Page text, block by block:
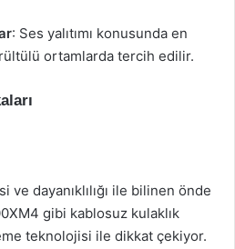
: Ses yalıtımı konusunda en
ortamlarda tercih edilir.
dayanıklılığı ile bilinen önde
gibi kablosuz kulaklık
teknolojisi ile dikkat çekiyor.